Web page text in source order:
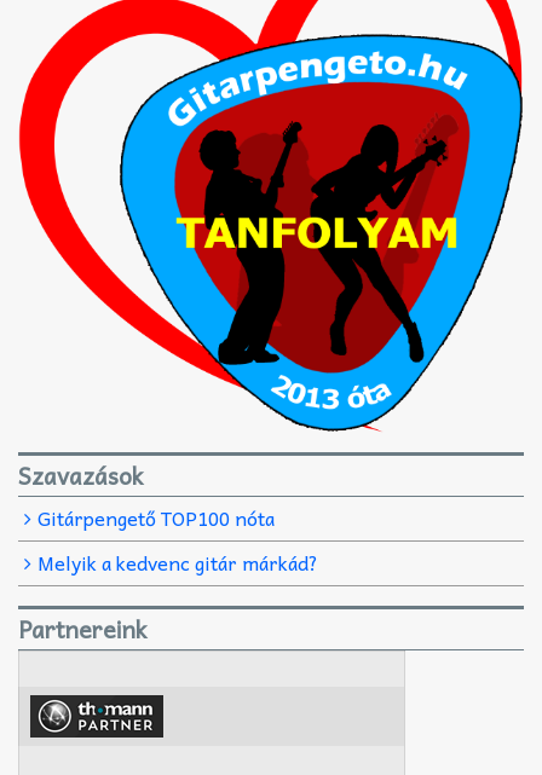
Szavazások
Gitárpengető TOP100 nóta
Melyik a kedvenc gitár márkád?
Partnereink